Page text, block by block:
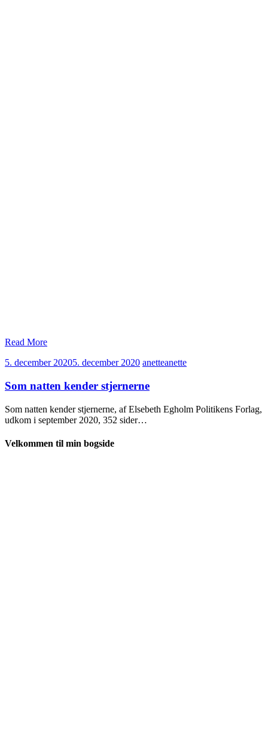
Read More
5. december 20205. december 2020 anetteanette
Som natten kender stjernerne
Som natten kender stjernerne, af Elsebeth Egholm Politikens Forlag,
udkom i september 2020, 352 sider…
Velkommen til min bogside